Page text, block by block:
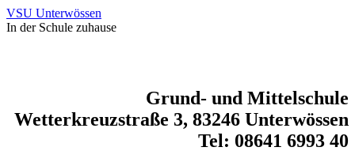
VSU Unterwössen
In der Schule zuhause
Grund- und Mittelschule
Wetterkreuzstraße 3, 83246 Unterwössen
Tel: 08641 6993 40